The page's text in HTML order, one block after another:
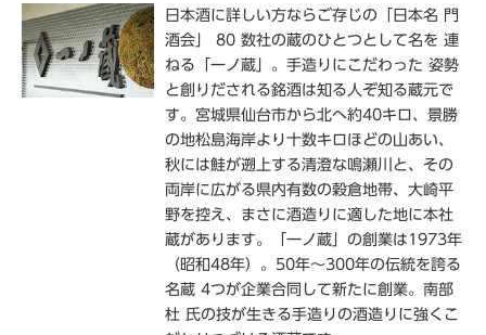
日本酒に詳しい方ならご存じの「日本名 門
酒会」 80 数社の蔵のひとつとして名を 連
ねる「一ノ蔵」。手造りにこだわった 姿勢
と創りだされる銘酒は知る人ぞ知る蔵元で
す。宮城県仙台市から北へ約40キロ、景勝
の地松島海岸より十数キロほどの山あい、
秋には鮭が遡上する清澄な鳴瀬川と、その
両岸に広がる県内有数の穀倉地帯、大崎平
野を控え、まさに酒造りに適した地に本社
蔵があります。「一ノ蔵」の創業は1973年
（昭和48年）。50年～300年の伝統を誇る
名蔵 4つが企業合同して新たに創業。南部
杜 氏の技が生きる手造りの酒造りに強くこ